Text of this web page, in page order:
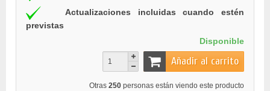
Actualizaciones incluidas cuando estén
previstas
Disponible
Añadir al carrito
Otras 250 personas están viendo este producto